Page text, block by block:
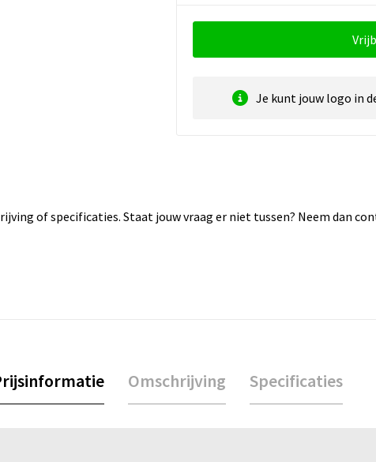
Je kunt jouw logo in
of specificaties. Staat jouw vraag er niet tussen? Neem dan
Omschrijving Specificaties